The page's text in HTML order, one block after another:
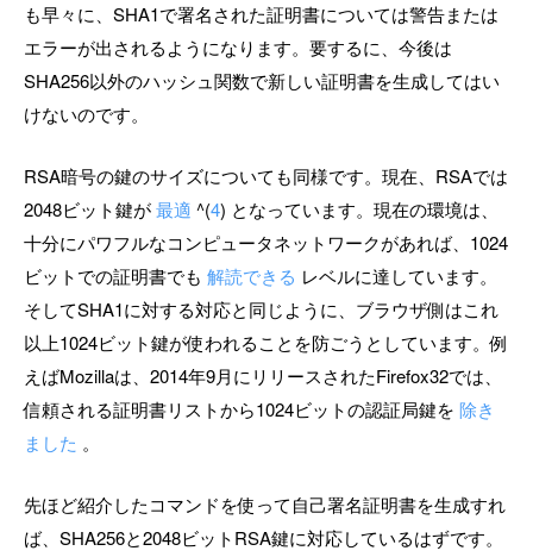
も早々に、SHA1で署名された証明書については警告または
エラーが出されるようになります。要するに、今後は
SHA256以外のハッシュ関数で新しい証明書を生成してはい
けないのです。
RSA暗号の鍵のサイズについても同様です。現在、RSAでは
2048ビット鍵が最適 ^(4) となっています。現在の環境は、
十分にパワフルなコンピュータネットワークがあれば、1024
ビットでの証明書でも 解読できる レベルに達しています。
そしてSHA1に対する対応と同じように、ブラウザ側はこれ
以上1024ビット鍵が使われることを防ごうとしています。例
えばMozillaは、2014年9月にリリースされたFirefox32では、
信頼される証明書リストから1024ビットの認証局鍵を 除き
ました 。
先ほど紹介したコマンドを使って自己署名証明書を生成すれ
ば、SHA256と2048ビットRSA鍵に対応しているはずです。